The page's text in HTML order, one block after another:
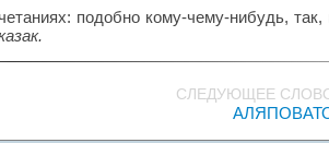
подобно кому-чему-нибудь, так,
СЛЕДУЮЩЕЕ